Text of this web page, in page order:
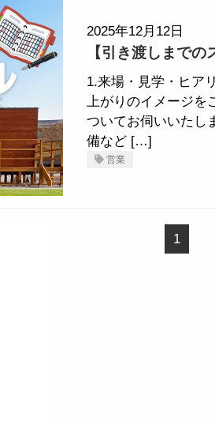
2025年12月12日
【引き渡しまでの
1.来場・見学・ヒア
上がりのイメージを
ついてお伺いいたし
備など […]
営業
1